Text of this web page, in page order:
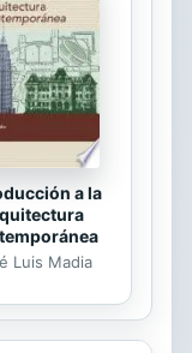
a la
Luis Madia